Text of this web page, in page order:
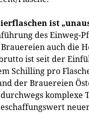
ist
des Einweg-
auch die
ist seit der
Schilling pro
der Brauereien